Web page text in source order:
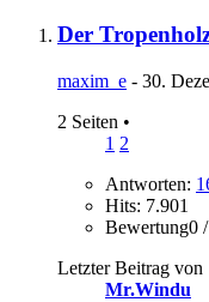
Der
maxim_e - 30.
2 Seiten •
1 2
Antworten:
Hits: 7.901
Bewertung0
Letzter Beitrag von
Mr.Windu